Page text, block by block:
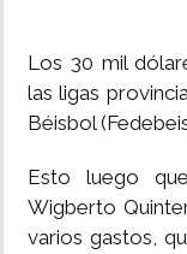
DEPORTES
MUNDO
INSÓLITAS
Los 30 mil
las ligas
Béisbol
Esto luego
Wigberto
varios gastos,